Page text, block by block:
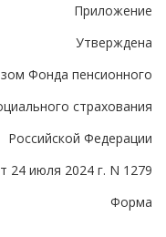
Приложение
Утверждена
Фонда пенсионного
страхования
Российской Федерации
24 июля 2024 г. N 1279
Форма